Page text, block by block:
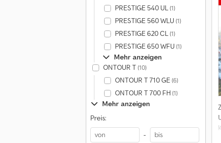
PRESTIGE 540 UL(1)
PRESTIGE 560 WLU (1)
PRESTIGE 620 CL(1)
PRESTIGE 650 WFU (1)
Mehr anzeigen
ONTOUR T(10)
ONTOUR T 710 GE(6)
ONTOUR T 700 FH(1)
Mehr anzeigen
Preis:
-